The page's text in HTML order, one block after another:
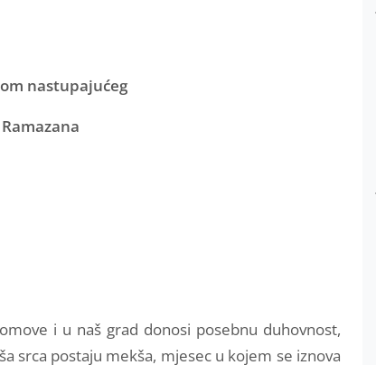
nastupajućeg
i u naš grad donosi posebnu duhovnost,
srca postaju mekša, mjesec u kojem se iznova